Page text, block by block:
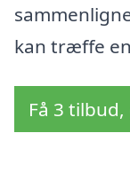
kan træffe
Få 3